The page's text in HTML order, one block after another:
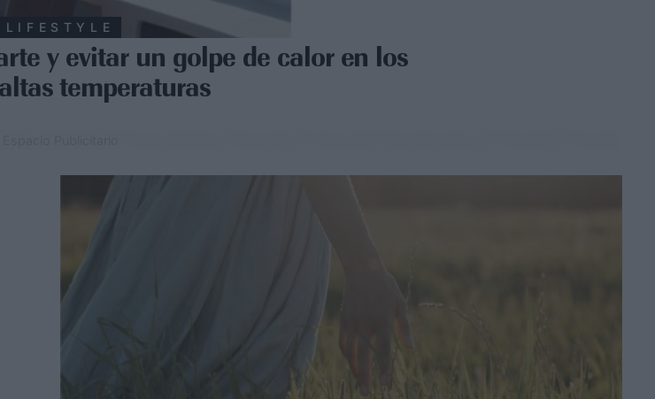
LIFESTYLE
y evitar un golpe de calor en los
temperaturas